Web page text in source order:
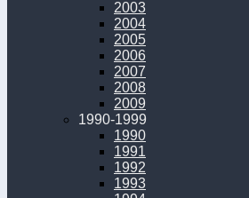
2003
2004
2005
2006
2007
2008
2009
1990-1999
1990
1991
1992
1993